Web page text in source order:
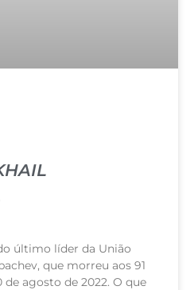
último líder da União
que morreu aos 91
de agosto de 2022. O que